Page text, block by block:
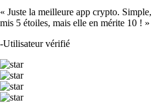
« Juste la meilleure app crypto.
mis 5 étoiles, mais elle en mérite 10 ! »
-Utilisateur vérifié